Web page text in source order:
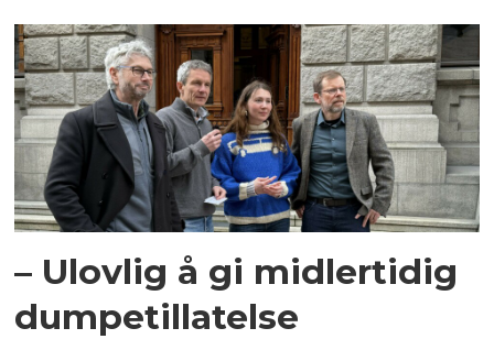
– Ulovlig å gi midlertidig
dumpetillatelse